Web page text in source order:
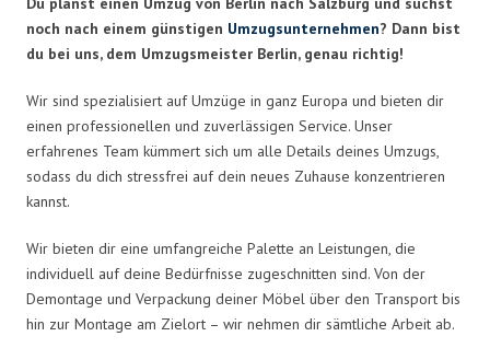
noch nach einem günstigen Umzugsunternehmen? Dann bist
du bei uns, dem Umzugsmeister Berlin, genau richtig!
Wir sind spezialisiert auf Umzüge in ganz Europa und bieten dir
einen professionellen und zuverlässigen Service. Unser
erfahrenes Team kümmert sich um alle Details deines Umzugs,
sodass du dich stressfrei auf dein neues Zuhause konzentrieren
kannst.
Wir bieten dir eine umfangreiche Palette an Leistungen, die
individuell auf deine Bedürfnisse zugeschnitten sind. Von der
Demontage und Verpackung deiner Möbel über den Transport bis
hin zur Montage am Zielort – wir nehmen dir sämtliche Arbeit ab.